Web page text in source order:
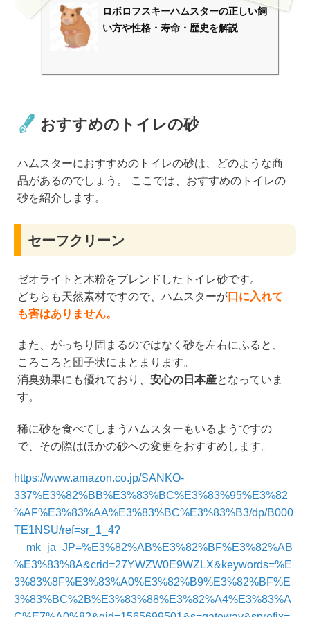
ロボロフスキーハムスターの正しい飼
い方や性格・寿命・歴史を解説
おすすめのトイレの砂
ハムスターにおすすめのトイレの砂は、どのような商
品があるのでしょう。 ここでは、おすすめのトイレの
砂を紹介します。
セーフクリーン
ゼオライトと木粉をブレンドしたトイレ砂です。
どちらも天然素材ですので、ハムスターが口に入れて
も害はありません。
また、がっちり固まるのではなく砂を左右にふると、
ころころと団子状にまとまります。
消臭効果にも優れており、 安心の日本産となっていま
す。
稀に砂を食べてしまうハムスターもいるようですの
で、その際はほかの砂への変更をおすすめします。
https://www.amazon.co.jp/SANKO-
337%E3%82%BB%E3%83%BC%E3%83%95%E3%82
%AF%E3%83%AA%E3%83%BC%E3%83%B3/dp/B000
TE1NSU/ref=sr_1_4?
__mk_ja_JP=%E3%82%AB%E3%82%BF%E3%82%AB
%E3%83%8A&crid=27YWZW0E9WZLX&keywords=%E
3%83%8F%E3%83%A0%E3%82%B9%E3%82%BF%E
3%83%BC%2B%E3%83%88%E3%82%A4%E3%83%A